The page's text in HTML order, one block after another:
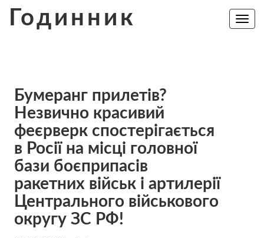
Годинник
Toggle
Бумеранг прилетів?
Незвично красивий
феєрверк спостерігається
в Росії на місці головної
бази боєприпасів
ракетних військ і артилерії
Центрального військового
округу ЗС РФ!